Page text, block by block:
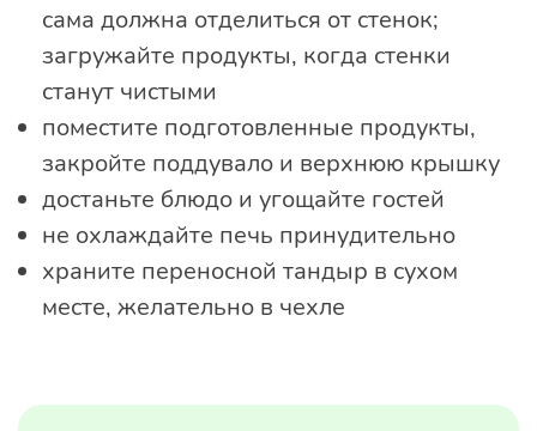
сама должна отделиться от стенок;
загружайте продукты, когда стенки
станут чистыми
поместите подготовленные продукты,
закройте поддувало и верхнюю крышку
достаньте блюдо и угощайте гостей
не охлаждайте печь принудительно
храните переносной тандыр в сухом
месте, желательно в чехле